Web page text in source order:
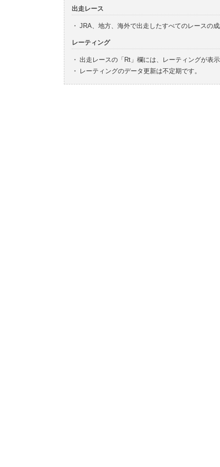
出走レース
・ JRA、地方、海外で出走したすべてのレースの
レーティング
・ 出走レースの「Rt」欄には、レーティングが表
・
レーティングのデータ更新は不定期です。